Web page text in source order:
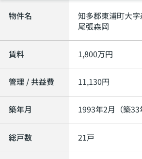
物件名
知多郡東浦町大
尾張森岡
賃料 1,800万円
管理 / 共益費 11,130円
築年月 1993年2月（築33
総戸数 21戸